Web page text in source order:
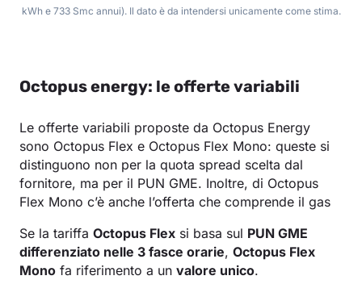
kWh e 733 Smc annui). Il dato è da intendersi unicamente come stima.
Octopus energy: le offerte variabili
Le offerte variabili proposte da Octopus Energy
sono Octopus Flex e Octopus Flex Mono: queste si
distinguono non per la quota spread scelta dal
fornitore, ma per il PUN GME. Inoltre, di Octopus
Flex Mono c’è anche l’offerta che comprende il gas
Se la tariffa Octopus Flex si basa sul PUN GME
differenziato nelle 3 fasce orarie, Octopus Flex
Mono fa riferimento a un valore unico.